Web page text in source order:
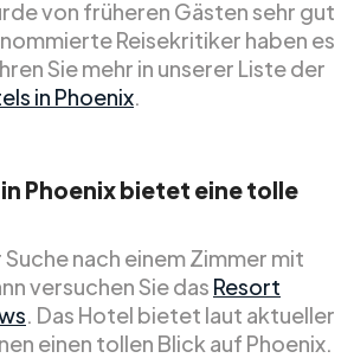
von früheren Gästen sehr gut
Reisekritiker haben es
Sie mehr in unserer Liste der
in Phoenix.
Phoenix bietet eine tolle
Suche nach einem Zimmer mit
versuchen Sie das Resort
. Das Hotel bietet laut aktueller
einen tollen Blick auf Phoenix.